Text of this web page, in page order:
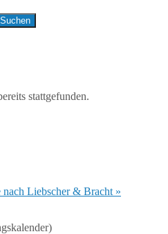
stattgefunden.
nach Liebscher & Bracht »